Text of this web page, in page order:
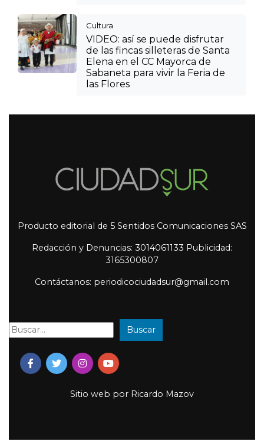
Cultura
VIDEO: así se puede disfrutar
de las fincas silleteras de Santa
Elena en el CC Mayorca de
Sabaneta para vivir la Feria de
las Flores
Producto editorial de 5 Sentidos Comunicaciones SAS
Redacción y Denuncias: 3014061133 Publicidad:
3165300807
Contáctanos: periodicociudadsur@gmail.com
Buscar: Buscar
Sitio web por Ricardo Mazov